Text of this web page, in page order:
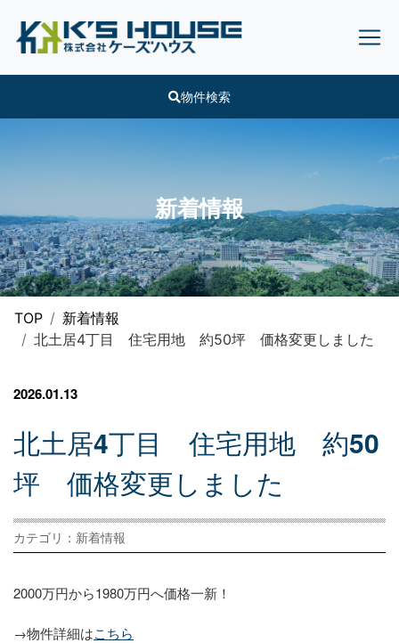
物件検索
新着情報
TOP
新着情報
北土居4丁目 住宅用地 約50坪 価格変更しました
2026.01.13
北土居4丁目 住宅用地 約50
坪
価格変更し ま した
カテゴリ：新着情報
2000万円から1980万円へ価格一新！
→物件詳細はこちら